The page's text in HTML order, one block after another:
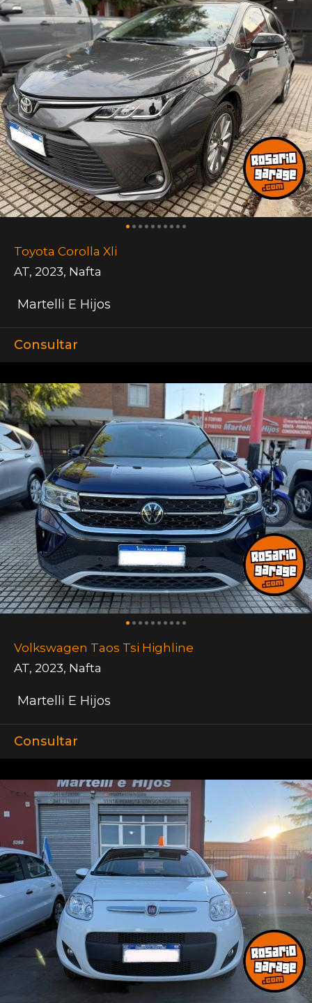
Toyota Corolla Xli
AT, 2023, Nafta
Martelli E Hijos
Consultar
Volkswagen Taos Tsi Highline
AT, 2023, Nafta
Martelli E Hijos
Consultar